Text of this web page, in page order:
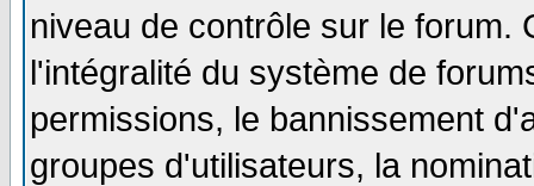
niveau de contrôle sur le forum.
l'intégralité du système de
permissions, le bannissement
groupes d'utilisateurs, la